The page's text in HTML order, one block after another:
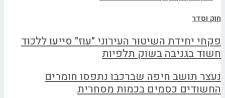
חוק וסדר
פקחי יחידת השיטור העירוני "עוז" סייעו ללכוד
חשוד בגניבה בשוק תלפיות
נעצר תושב חיפה שברכבו נתפסו חומרים
החשודים כסמים בכמות מסחרית